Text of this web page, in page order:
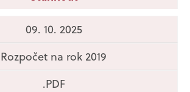
09. 10. 2025
Rozpočet na rok 2019
.PDF